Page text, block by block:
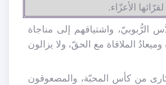
الأعزّاء.
واشتياقهم إلى مناجاة
الملاقاة مع الحقّ، ولا يزالون
من كأس المحبّة، والمصعوقون
بالرّحيل
و العشرون
السُّنَن الاجتماعية في القرآن
الكريم
العـدد الرابع و الثمانون من